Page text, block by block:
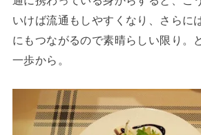
いけば流通もしやすくなり、さらに
にもつながるので素晴らしい限り。
一歩から。